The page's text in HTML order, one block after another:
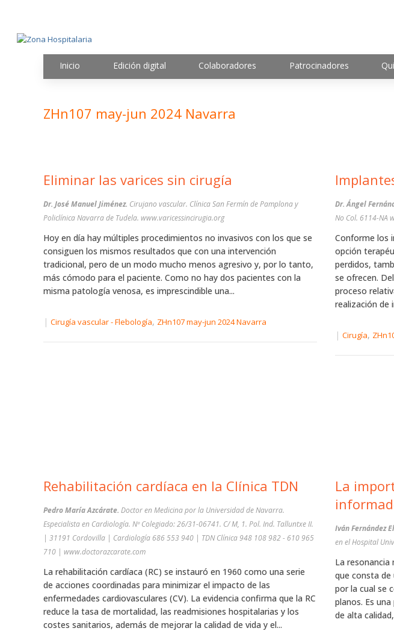
Inicio Edición digital Colaboradores Patrocinadores
ZHn107 may-jun 2024 Navarra
Eliminar las varices sin cirugía
Dr. José Manuel Jiménez. Cirujano vascular. Clínica San Fermín de Pamplona y
Policlínica Navarra de Tudela. www.varicessincirugia.org
Hoy en día hay múltiples procedimientos no invasivos con los que se
consiguen los mismos resultados que con una intervención
tradicional, pero de un modo mucho menos agresivo y, por lo tanto,
más cómodo para el paciente. Como no hay dos pacientes con la
misma patología venosa, es imprescindible una...
| Cirugía vascular - Flebología, ZHn107 may-jun 2024 Navarra
Rehabilitación cardíaca en la Clínica TDN
Pedro María Azcárate. Doctor en Medicina por la Universidad de Navarra.
Especialista en Cardiología. Nº Colegiado: 26/31-06741. C/ M, 1. Pol. Ind. Talluntxe II.
| 31191 Cordovilla | Cardiología 686 553 940 | TDN Clínica 948 108 982 - 610 965
710 | www.doctorazcarate.com
La rehabilitación cardíaca (RC) se instauró en 1960 como una serie
de acciones coordinadas para minimizar el impacto de las
enfermedades cardiovasculares (CV). La evidencia confirma que la RC
reduce la tasa de mortalidad, las readmisiones hospitalarias y los
costes sanitarios, además de mejorar la calidad de vida y el...
Dr. Ángel
No Col. 6114-NA
Conforme los
opción
perdidos,
se ofrecen.
proceso
realización de
| Cirugía,
La
Iván Fernández
en el Hospital
La
que consta
por la cual se
planos. Es
de alta